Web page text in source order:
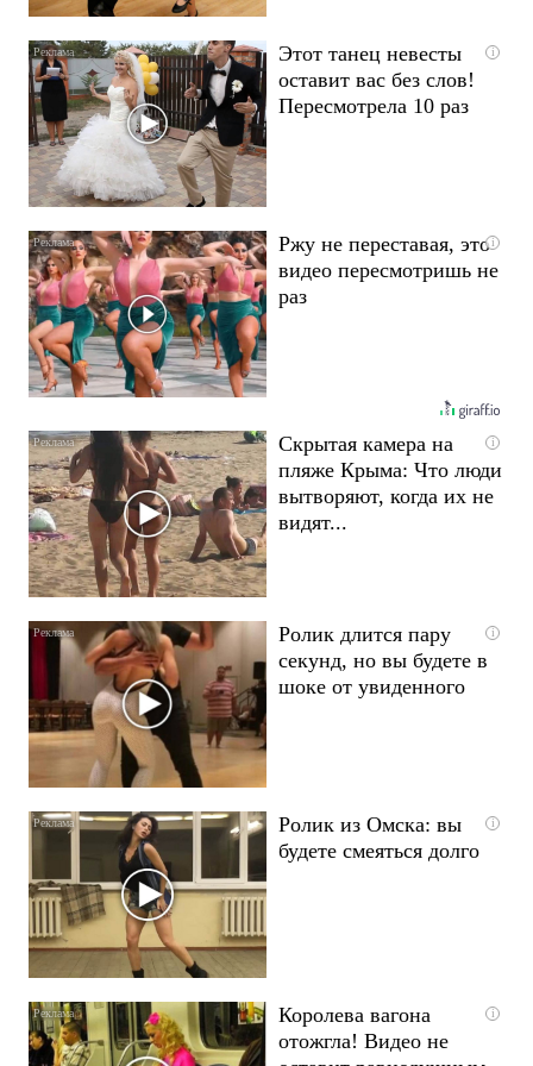
i
Этот танец невесты
оставит вас без слов!
Пересмотрела 10 раз
i
Ржу не переставая, это
видео пересмотришь не
раз
i
Скрытая камера на
пляже Крыма: Что люди
вытворяют, когда их не
видят...
i
Ролик длится пару
секунд, но вы будете в
шоке от увиденного
i
Ролик из Омска: вы
будете смеяться долго
i
Королева вагона
отожгла! Видео не